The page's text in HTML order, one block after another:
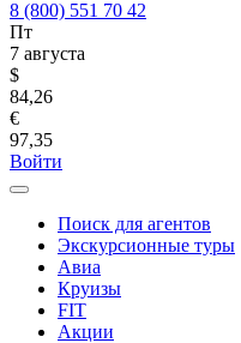
8 (800) 551 70 42
Пт
7 августа
$
84,26
€
97,35
Войти
Поиск для агентов
Экскурсионные туры
Авиа
Круизы
FIT
Акции